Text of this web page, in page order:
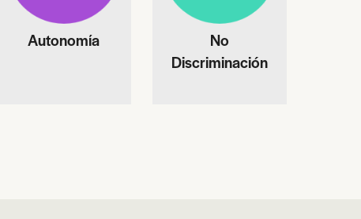
Autonomía
No
Discriminación